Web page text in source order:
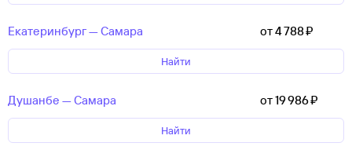
Екатеринбург — Самара от 4 ⁠788 ⁠₽
Найти
Душанбе — Самара от 19 ⁠986 ⁠₽
Найти